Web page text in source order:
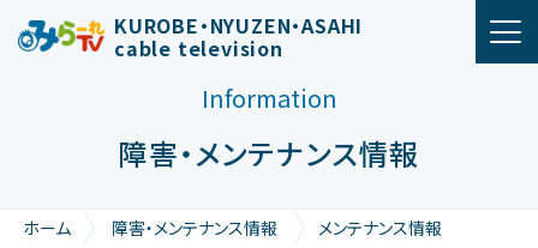
メインナビゲーション
KUROBE・NYUZEN・ASAHI
cable television
Information
障害・メンテナンス情報
ホーム 障害・メンテナンス情報
メンテナンス情報